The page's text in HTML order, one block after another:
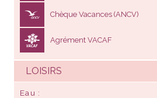
Chèque Vacances (ANCV)
Agrément VACAF
LOISIRS
Eau